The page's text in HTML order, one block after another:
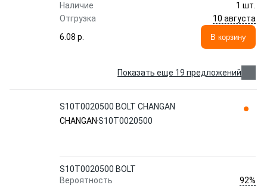
Наличие
1 шт.
Отгрузка
10 августа
6.08 p.
В корзину
Показать еще 19 предложений
S10T0020500 BOLT CHANGAN
CHANGAN S10T0020500
S10T0020500 BOLT
Вероятность
92%